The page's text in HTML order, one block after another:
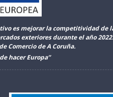
es mejorar la competitividad de
exteriores durante el año
Comercio de A Coruña.
hacer Europa”